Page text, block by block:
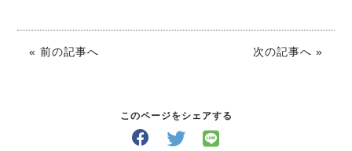
« 前の記事へ 次の記事へ »
このページをシェアする